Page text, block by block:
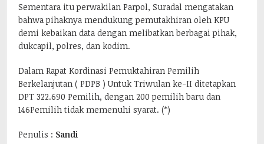
Sementara itu perwakilan Parpol, Suradal mengatakan
bahwa pihaknya mendukung pemutakhiran oleh KPU
demi kebaikan data dengan melibatkan berbagai pihak,
dukcapil, polres, dan kodim.
Dalam Rapat Kordinasi Pemuktahiran Pemilih
Berkelanjutan ( PDPB ) Untuk Triwulan ke-II ditetapkan
DPT 322.690 Pemilih, dengan 200 pemilih baru dan
146Pemilih tidak memenuhi syarat. (*)
Penulis : Sandi